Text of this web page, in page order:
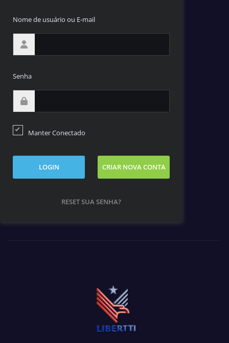
Nome de usuário ou E-mail
Senha
Manter Conectado
LOGIN CRIAR NOVA CONTA
RESET SUA SENHA?